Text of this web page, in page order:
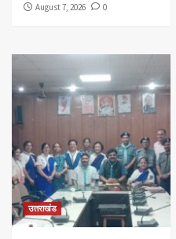
August 7, 2026
0
उत्तराखंड